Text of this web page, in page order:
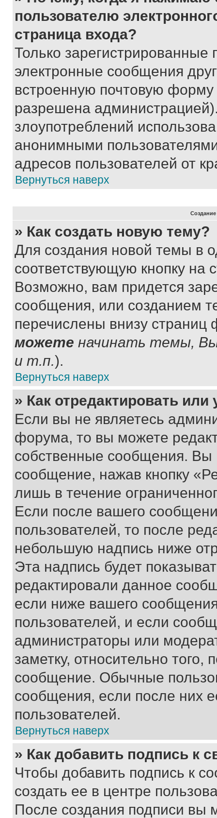
пользователю
страница входа?
Только зарегистрированные
электронные сообщения
встроенную почтовую
разрешена
злоупотреблений
анонимными
адресов пользователей от
Вернуться наверх
» Как создать новую тему?
Для создания новой темы в
соответствующую кнопку
Возможно, вам придется
сообщения, или созданием
перечислены внизу
можете начинать темы,
и т.п.).
Вернуться наверх
» Как отредактировать
Если вы не являетесь
форума, то вы можете
собственные сообщения. Вы
сообщение, нажав кнопку
лишь в течение
Если после вашего
пользователей, то после
небольшую надпись ниже
Эта надпись будет
редактировали данное
если ниже вашего
пользователей, и если
администраторы или
заметку, относительно
сообщение. Обычные
сообщения, если после них
пользователей.
Вернуться наверх
» Как добавить подпись к
Чтобы добавить подпись к
создать ее в центре
После создания подписи вы